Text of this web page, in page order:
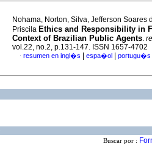
Nohama, Norton, Silva, Jefferson
Priscila Ethics and Responsibility in
Context of Brazilian Public Agents.
vol.22, no.2, p.131-147. ISSN 1657-4702
· resumen en ingl�s espa�ol portugu�s
Buscar por :